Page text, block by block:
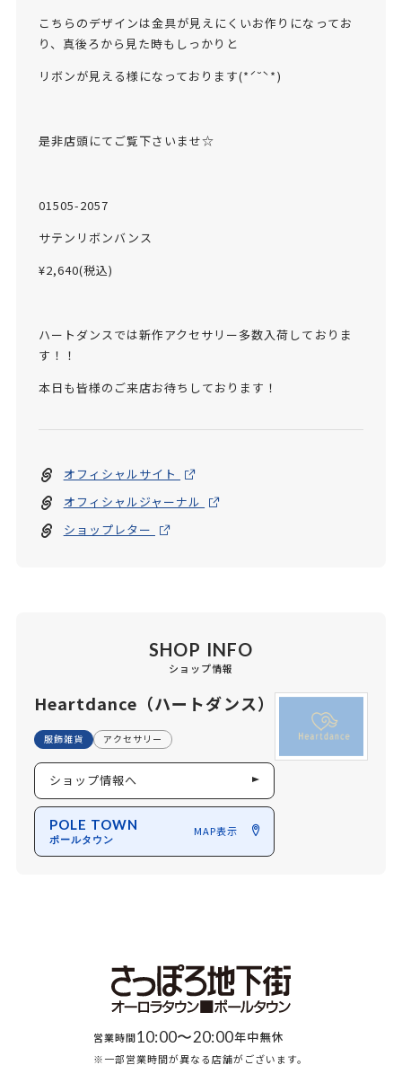
こちらのデザインは金具が見えにくいお作りになってお
り、真後ろから見た時もしっかりと
リボンが見える様になっております(*ˊ˘ˋ*)
是非店頭にてご覧下さいませ☆
01505-2057
サテンリボンバンス
¥2,640(税込)
ハートダンスでは新作アクセサリー多数入荷しておりま
す！！
本日も皆様のご来店お待ちしております！
オフィシャルサイト
オフィシャルジャーナル
ショップレター
SHOP INFO
ショップ情報
Heartdance（ハートダンス）
服飾雑貨 アクセサリー
ショップ情報へ
POLE TOWN
ポールタウン
MAP表示
営業時間10:00〜20:00年中無休
※一部営業時間が異なる店舗がございます。